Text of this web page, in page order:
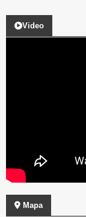
Video
Mapa